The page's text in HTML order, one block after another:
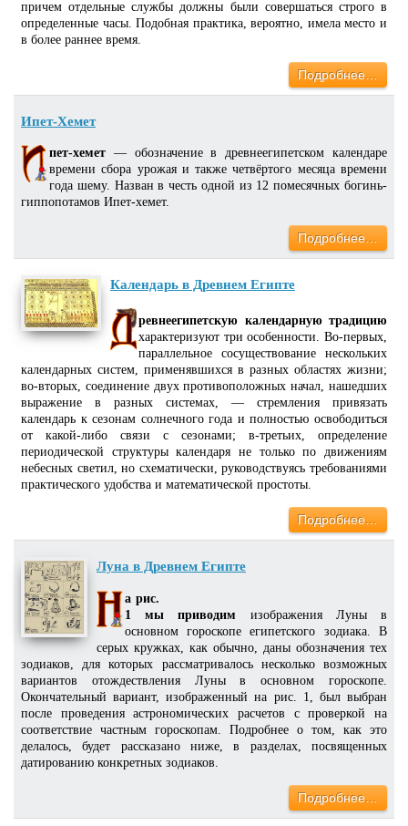
причем отдельные службы должны были совершаться строго в
определенные часы. Подобная практика, вероятно, имела место и
в более раннее время.
Подробнее…
Ипет-Хемет
пет-хемет — обозначение в древнеегипетском календаре
времени сбора урожая и также четвёртого месяца времени
года шему. Назван в честь одной из 12 помесячных богинь-
гиппопотамов Ипет-хемет.
Подробнее…
Календарь в Древнем Египте
ревнеегипетскую календарную традицию
характеризуют три особенности. Во-первых,
параллельное сосуществование нескольких
календарных систем, применявшихся в разных областях жизни;
во-вторых, соединение двух противоположных начал, нашедших
выражение в разных системах, — стремления привязать
календарь к сезонам солнечного года и полностью освободиться
от какой-либо связи с сезонами; в-третьих, определение
периодической структуры календаря не только по движениям
небесных светил, но схематически, руководствуясь требованиями
практического удобства и математической простоты.
Подробнее…
Луна в Древнем Египте
а рис.
1 мы приводим изображения Луны в
основном гороскопе египетского зодиака. В
серых кружках, как обычно, даны обозначения тех
зодиаков, для которых рассматривалось несколько возможных
вариантов отождествления Луны в основном гороскопе.
Окончательный вариант, изображенный на рис. 1, был выбран
после проведения астрономических расчетов с проверкой на
соответствие частным гороскопам. Подробнее о том, как это
делалось, будет рассказано ниже, в разделах, посвященных
датированию конкретных зодиаков.
Подробнее…